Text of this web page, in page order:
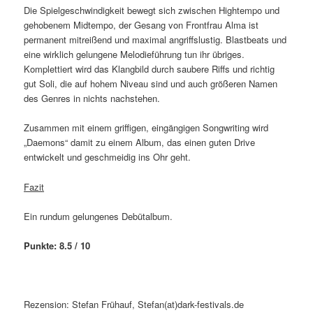
Die Spielgeschwindigkeit bewegt sich zwischen Hightempo und
gehobenem Midtempo, der Gesang von Frontfrau Alma ist
permanent mitreißend und maximal angriffslustig. Blastbeats und
eine wirklich gelungene Melodieführung tun ihr übriges.
Komplettiert wird das Klangbild durch saubere Riffs und richtig
gut Soli, die auf hohem Niveau sind und auch größeren Namen
des Genres in nichts nachstehen.
Zusammen mit einem griffigen, eingängigen Songwriting wird
„Daemons“ damit zu einem Album, das einen guten Drive
entwickelt und geschmeidig ins Ohr geht.
Fazit
Ein rundum gelungenes Debütalbum.
Punkte: 8.5 / 10
Rezension: Stefan Frühauf, Stefan(at)dark-festivals.de